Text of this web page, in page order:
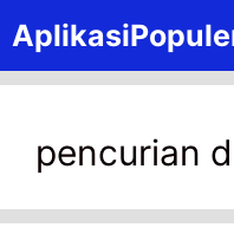
to
content
pencurian